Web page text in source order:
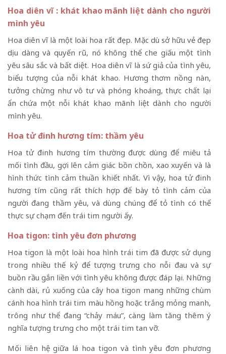
Hoa diên vĩ : khát khao mãnh liệt dành cho người
mình yêu
Hoa diên vĩ là một loài hoa rất đẹp. Mặc dù sở hữu vẻ đẹp
dịu dàng và quyến rũ, nó không thể che giấu một tình
yêu sâu sắc và bất diệt. Hoa diên vĩ là sứ giả của tình yêu,
biểu tượng của nỗi khát khao. Hương thơm nồng nàn,
tưởng chừng như vô tư và phóng khoáng, thực chất lại
ẩn chứa một nỗi khát khao mãnh liệt dành cho người
mình yêu.
Hoa tử đinh hương tím: thầm yêu
Hoa tử đinh hương tím thường được dùng để miêu tả
mối tình đầu, gợi lên cảm giác bồn chồn, xao xuyến và là
hình thức tình cảm thuần khiết nhất. Vì vậy, hoa tử đinh
hương tím cũng rất thích hợp để bày tỏ tình cảm của
người đang thầm yêu, và dùng chúng để tỏ tình có thể
thực sự chạm đến trái tim người ấy.
Hoa tigon: tình yêu đơn phương
Hoa tigon là một loài hoa hình trái tim đã được sử dụng
trong nhiều thế kỷ để tượng trưng cho nỗi đau và sự
buồn rầu gắn liền với tình yêu không được đáp lại. Những
cành dài, rủ xuống của cây hoa tigon mang những chùm
cánh hoa hình trái tim màu hồng hoặc trắng mỏng manh,
trông như thể đang “chảy máu”, càng làm tăng thêm ý
nghĩa tượng trưng cho một trái tim tan vỡ.
Mối liên hệ giữa lá hoa tigon và tình yêu đơn phương